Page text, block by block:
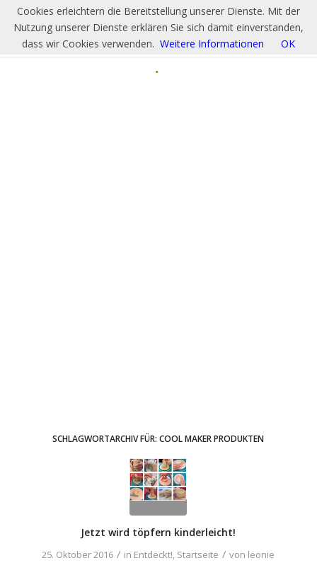
SCHLAGWORTARCHIV FÜR:COOL MAKER PRODUKTEN
Jetzt wird töpfern kinderleicht!
25. Oktober 2016 / in Entdeckt!, Startseite / von leonie
Cookies erleichtern die Bereitstellung unserer Dienste. Mit der
Nutzung unserer Dienste erklären Sie sich damit einverstanden,
dass wir Cookies verwenden. Weitere Informationen OK